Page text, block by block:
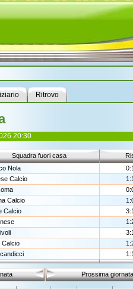
Ritrovo
20:30
Squadra fuori casa
Nola
Calcio
Calcio
Calcio
Calcio
Prossima giornata